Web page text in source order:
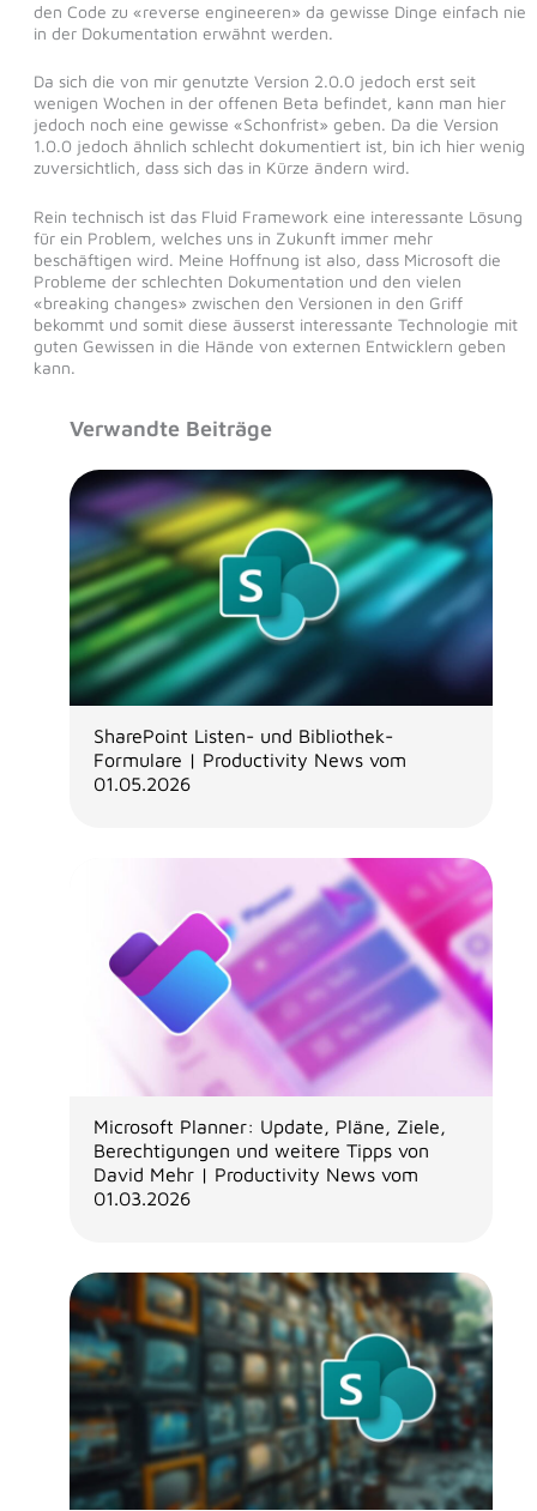
den Code zu «reverse engineeren» da gewisse Dinge einfach nie
in der Dokumentation erwähnt werden.
Da sich die von mir genutzte Version 2.0.0 jedoch erst seit
wenigen Wochen in der offenen Beta befindet, kann man hier
jedoch noch eine gewisse «Schonfrist» geben. Da die Version
1.0.0 jedoch ähnlich schlecht dokumentiert ist, bin ich hier wenig
zuversichtlich, dass sich das in Kürze ändern wird.
Rein technisch ist das Fluid Framework eine interessante Lösung
für ein Problem, welches uns in Zukunft immer mehr
beschäftigen wird. Meine Hoffnung ist also, dass Microsoft die
Probleme der schlechten Dokumentation und den vielen
«breaking changes» zwischen den Versionen in den Griff
bekommt und somit diese äusserst interessante Technologie mit
guten Gewissen in die Hände von externen Entwicklern geben
kann.
Verwandte Beiträge
SharePoint Listen- und Bibliothek-
Formulare | Productivity News vom
01.05.2026
Microsoft Planner: Update, Pläne, Ziele,
Berechtigungen und weitere Tipps von
David Mehr | Productivity News vom
01.03.2026